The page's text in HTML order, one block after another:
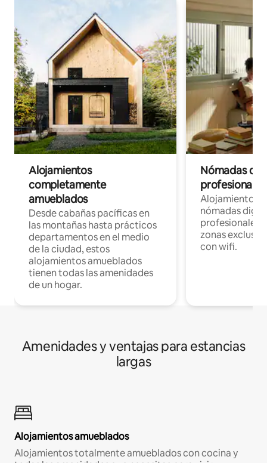
Alojamientos
completamente
amueblados
Desde cabañas pacíficas en
las montañas hasta prácticos
departamentos en el medio
de la ciudad, estos
alojamientos amueblados
tienen todas las amenidades
de un hogar.
Nómadas
Alojamientos
nómadas
profesionales
zonas
con wifi.
Amenidades y ventajas para estancias
largas
Alojamientos amueblados
Alojamientos totalmente amueblados con cocina y